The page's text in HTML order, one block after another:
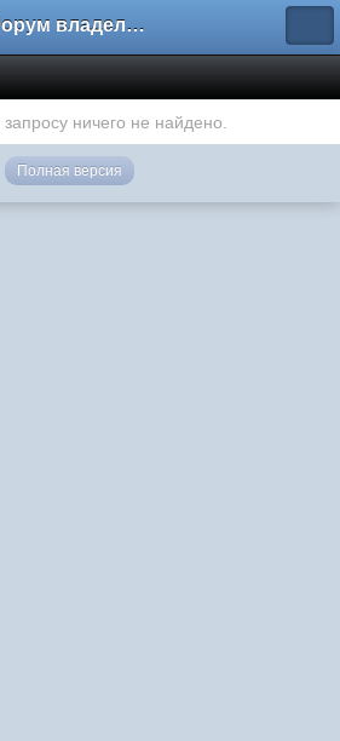
Форум владельцев интернет-магазинов
ничего не найдено.
Полная версия